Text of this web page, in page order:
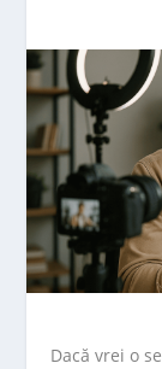
Dacă vrei o